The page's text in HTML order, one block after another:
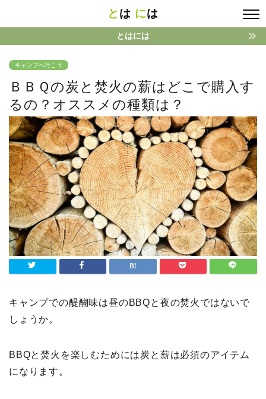
と は には
とはには
キャンプへ行こう
ＢＢＱの炭と焚火の薪はどこで購入す
るの？オススメの種類は？
キャンプでの醍醐味は昼のBBQと夜の焚火ではないで
しょうか。
BBQと焚火を楽しむためには炭と薪は必須のアイテム
になります。